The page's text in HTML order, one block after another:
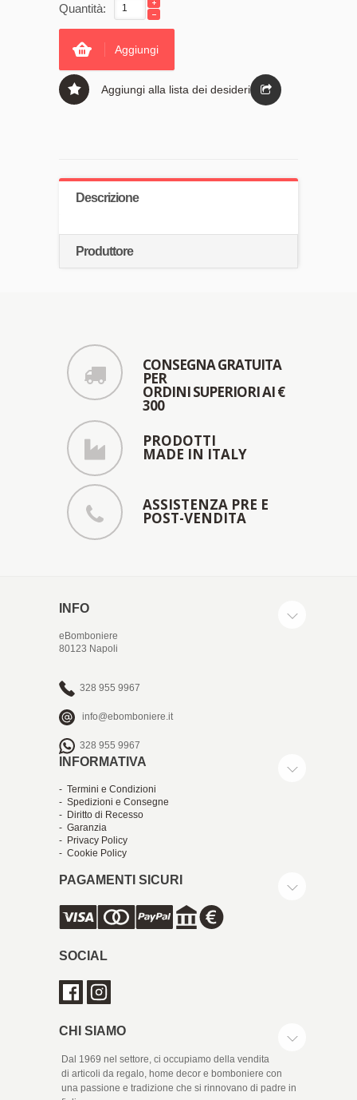
Quantità:
Aggiungi
Aggiungi alla lista dei desideri
Descrizione
Produttore
CONSEGNA GRATUITA
PER
ORDINI SUPERIORI AI €
300
PRODOTTI
MADE IN ITALY
ASSISTENZA PRE E
POST-VENDITA
INFO
eBomboniere
80123 Napoli
328 955 9967
info@ebomboniere.it
328 955 9967
INFORMATIVA
- Termini e Condizioni
- Spedizioni e Consegne
- Diritto di Recesso
- Garanzia
- Privacy Policy
- Cookie Policy
PAGAMENTI SICURI
SOCIAL
CHI SIAMO
Dal 1969 nel settore, ci occupiamo della vendita
di articoli da regalo, home decor e bomboniere con
una passione e tradizione che si rinnovano di padre in